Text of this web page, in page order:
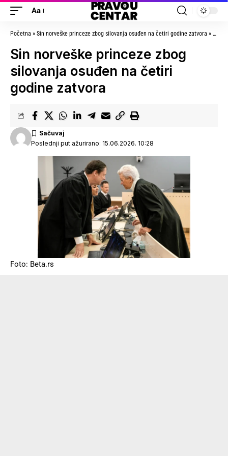
Aa
Početna » Sin norveške princeze zbog silovanja osuđen na četiri godine zatvora » Sin
Sin norveške princeze zbog
silovanja osuđen na četiri
godine zatvora
Poslednji put ažurirano: 15.06.2026. 10:28
Foto: Beta.rs